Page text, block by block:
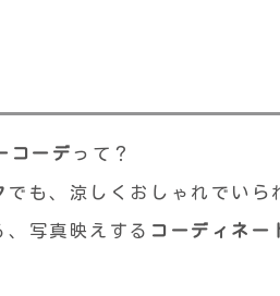
コーデ って？
でも、涼しくおしゃれでいら
、写真映えする コーディネー